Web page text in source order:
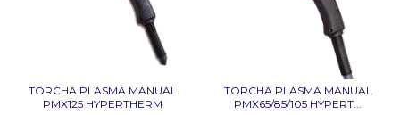
TORCHA PLASMA MANUAL
PMX125 HYPERTHERM
TORCHA PLASMA MANUAL
PMX65/85/105 HYPERT...